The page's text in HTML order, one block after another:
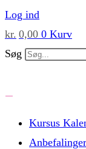
Skip
to
content
Log ind
kr. 0,00 0 Kurv
Søg
Kursus
Anbefalinger